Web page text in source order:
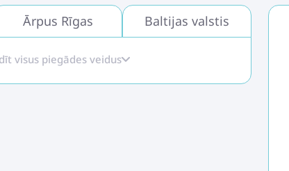
Ārpus Rīgas Baltijas valstis
visus piegādes veidus